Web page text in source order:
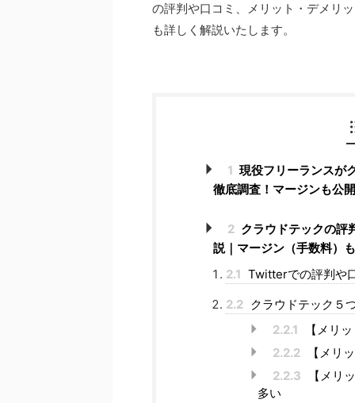
の評判や口コミ、メリット・デメリ
も詳しく解説いたします。
1 現役フリーランスが
徹底調査！マージンも公開
2 クラウドテックの評
説｜マージン（手数料）も
2.1 Twitterでの評判や
2.2 クラウドテック５
2.2.1
【メリ
2.2.2
【メリ
2.2.3
【メリ
多い